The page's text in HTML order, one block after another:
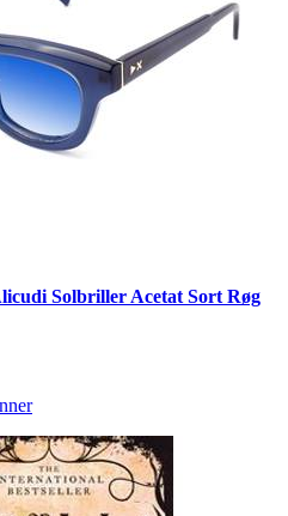
Solbriller Acetat Sort Røg